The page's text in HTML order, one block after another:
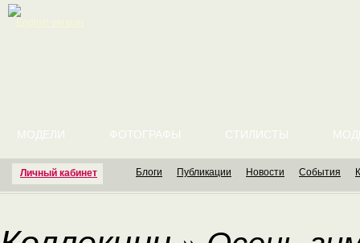
Личный кабинет
МОДЕЛИ ФОТОГРАФЫ СТИЛИСТЫ
Блоги Публикации Новости События